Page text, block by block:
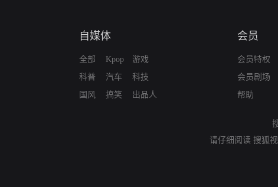
自媒体
全部
科普
国风
Kpop
汽车
搞笑
游戏
科技
出品人
会员
会员特权
会员剧场
帮助
请仔细阅读 搜狐